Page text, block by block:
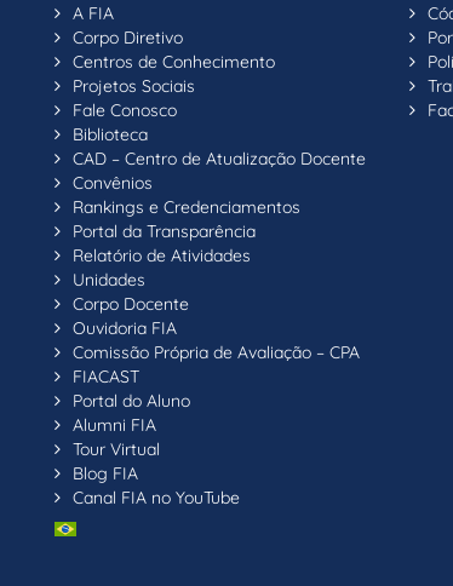
A FIA
Corpo Diretivo
Centros de Conhecimento
Projetos Sociais
Fale Conosco
Biblioteca
CAD – Centro de Atualização Docente
Convênios
Rankings e Credenciamentos
Portal da Transparência
Relatório de Atividades
Unidades
Corpo Docente
Ouvidoria FIA
Comissão Própria de Avaliação – CPA
FIACAST
Portal do Aluno
Alumni FIA
Tour Virtual
Blog FIA
Canal FIA no YouTube